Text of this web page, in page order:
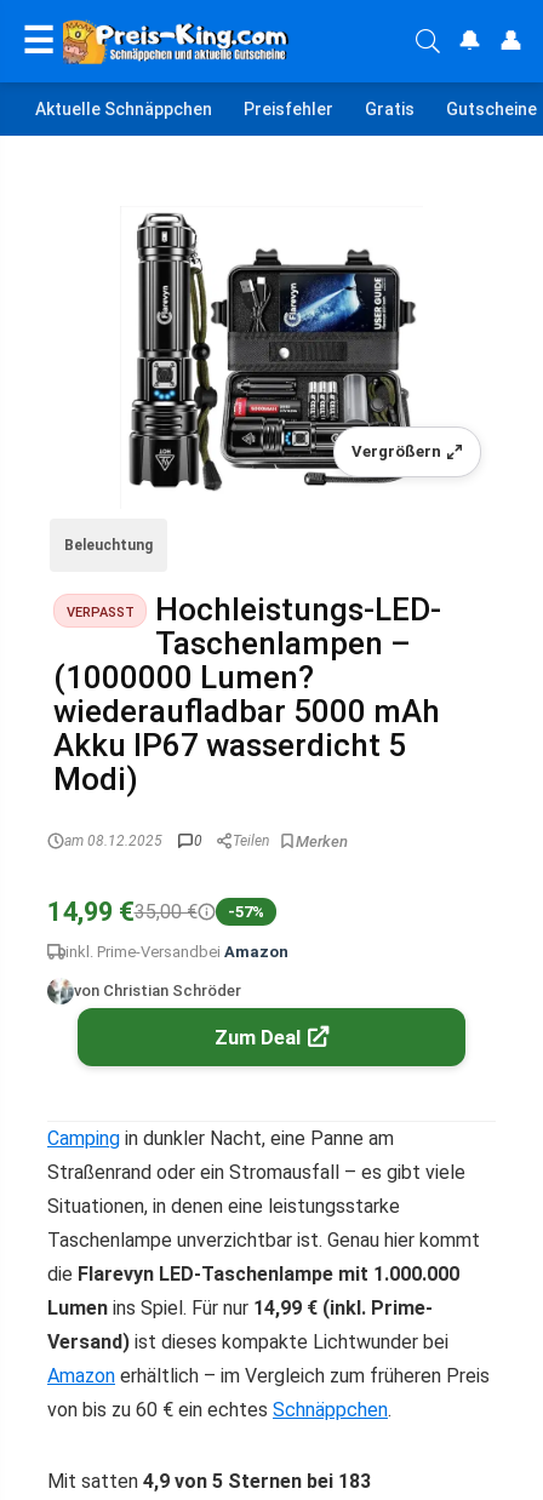
☰ 🔔 👤
Aktuelle Schnäppchen Preisfehler Gratis Gutscheine
Vergrößern
Beleuchtung
VERPASST
Hochleistungs-LED-
Taschenlampen –
(1000000 Lumen?
wiederaufladbar 5000 mAh
Akku IP67 wasserdicht 5
Modi)
am 08.12.2025 0 Teilen
14,99 €35,00 € -57%
inkl. Prime-Versand bei Amazon
von Christian Schröder
Zum Deal
Camping in dunkler Nacht, eine Panne am
Straßenrand oder ein Stromausfall – es gibt viele
Situationen, in denen eine leistungsstarke
Taschenlampe unverzichtbar ist. Genau hier kommt
die Flarevyn LED-Taschenlampe mit 1.000.000
Lumen ins Spiel. Für nur 14,99 € (inkl. Prime-
Versand) ist dieses kompakte Lichtwunder bei
Amazon erhältlich – im Vergleich zum früheren Preis
von bis zu 60 € ein echtes Schnäppchen.
Mit satten 4,9 von 5 Sternen bei 183